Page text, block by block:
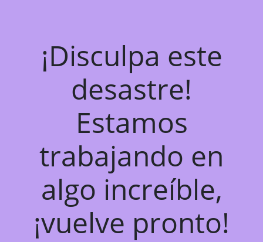
¡Disculpa este
desastre!
Estamos
trabajando en
algo increíble,
¡vuelve pronto!